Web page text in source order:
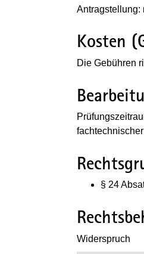
Antragstellung:
Kosten
Die Gebühren
§ 24
­Widerspruch